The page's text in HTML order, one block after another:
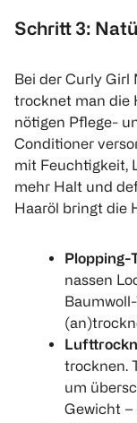
Schritt 3:
Bei der Curly Girl
trocknet man die
nötigen Pflege-
Conditioner
mit Feuchtigkeit,
mehr Halt und
Haaröl bringt die
Plopping-
nassen
trocknen.
um
Gewicht –